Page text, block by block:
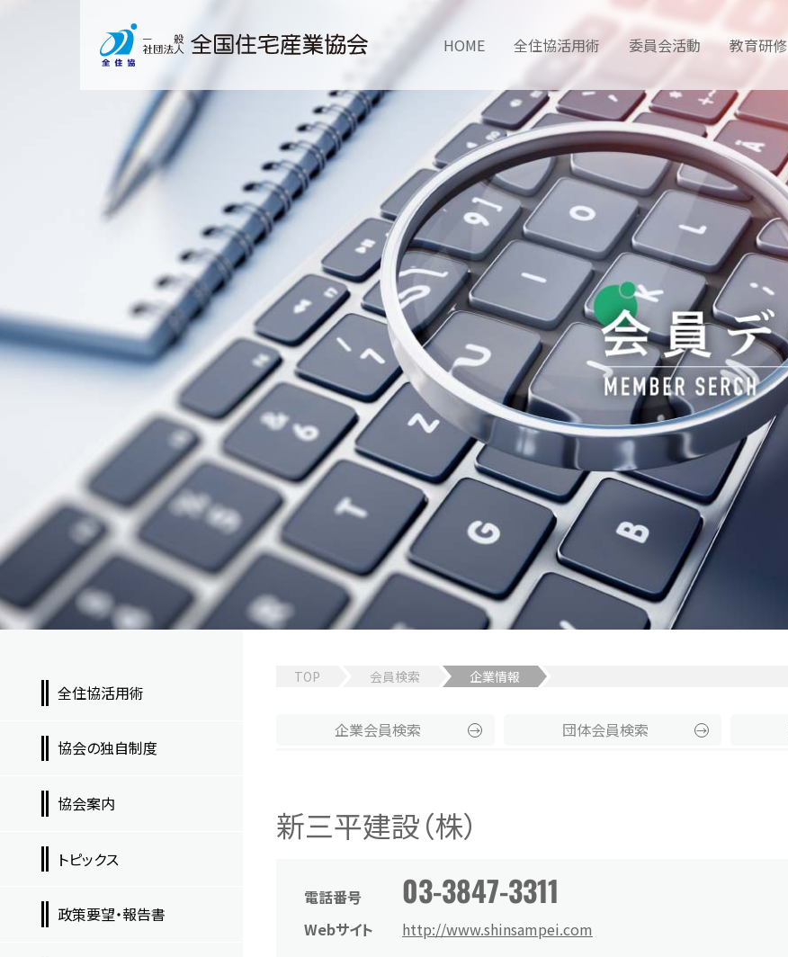
HOME 全住協活用術 委員会活動 教育研修
TOP 会員検索 企業情報
企業会員検索 団体会員検索
新三平建設（株）
電話番号 03-3847-3311
Webサイト http://www.shinsampei.com
全住協活用術
協会の独自制度
協会案内
トピックス
政策要望・報告書